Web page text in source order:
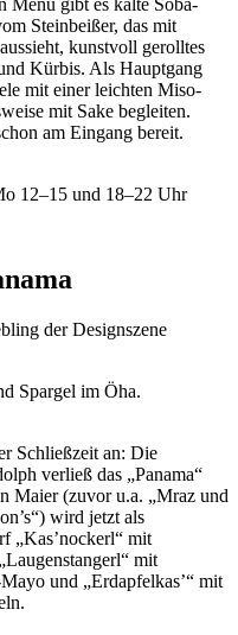
Steinbeißer, das mit
kunstvoll gerolltes
Kürbis. Als Hauptgang
mit einer leichten Miso-
mit Sake begleiten.
am Eingang bereit.
12–15 und 18–22 Uhr
der Designszene
Spargel im Öha.
Schließzeit an: Die
verließ das „Panama“
Maier (zuvor u.a. „Mraz und
wird jetzt als
„Kas’nockerl“ mit
mit
und „Erdapfelkas’“ mit